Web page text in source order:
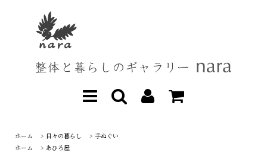
ホーム > 日々の暮らし > 手ぬぐい
ホーム
> あひろ屋